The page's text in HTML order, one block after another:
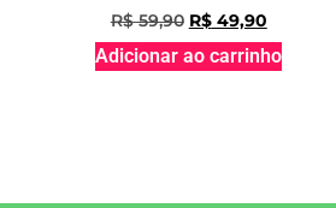
R$59,90 R$49,90
Adicionar ao carrinho